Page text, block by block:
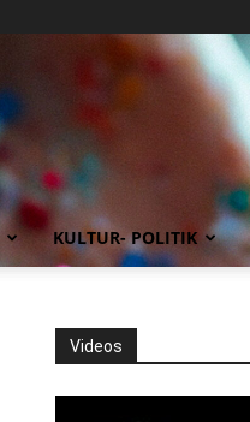
KULTUR- POLITIK
Videos